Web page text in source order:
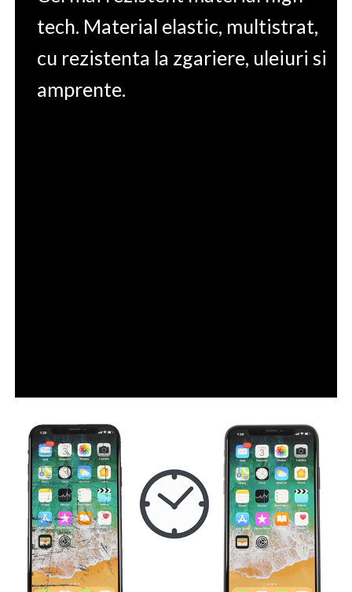
tech. Material elastic, multistrat,
cu rezistenta la zgariere, uleiuri si
amprente.